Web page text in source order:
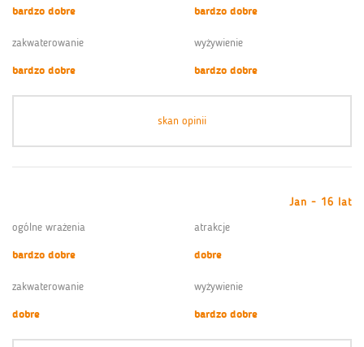
bardzo dobre
bardzo dobre
zakwaterowanie
bardzo dobre
wyżywienie
bardzo dobre
skan opinii
Jan - 16 lat
ogólne wrażenia
bardzo dobre
atrakcje
dobre
zakwaterowanie
dobre
wyżywienie
bardzo dobre